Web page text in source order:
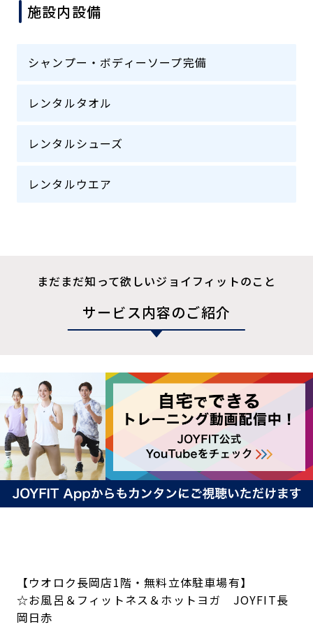
施設内設備
シャンプー・ボディーソープ完備
レンタルタオル
レンタルシューズ
レンタルウエア
まだまだ知って欲しいジョイフィットのこと
サービス内容のご紹介
【ウオロク長岡店1階・無料立体駐車場有】
☆お風呂＆フィットネス＆ホットヨガ JOYFIT長
岡日赤